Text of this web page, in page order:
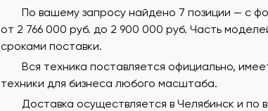
По вашему запросу найдено 7 позиции — с
от 2 766 000 руб. до 2 900 000 руб. Часть
сроками поставки.
Вся техника поставляется официально,
техники для бизнеса любого масштаба.
Доставка осуществляется в Челябинск и